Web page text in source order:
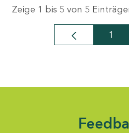
Zeige 1 bis 5 von 5
Seite
1